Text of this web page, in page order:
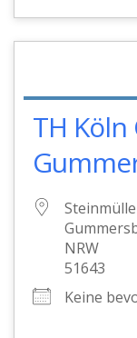
TH Köln
NRW
51643
Keine